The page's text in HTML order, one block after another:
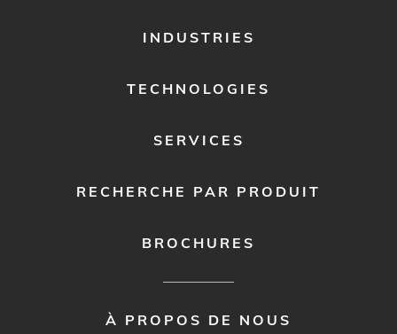
INDUSTRIES
TECHNOLOGIES
SERVICES
RECHERCHE PAR PRODUIT
BROCHURES
À PROPOS DE NOUS